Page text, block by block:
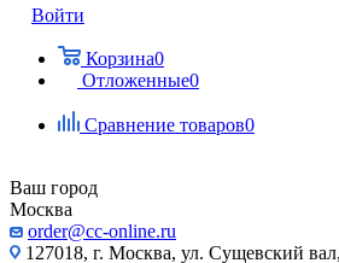
Войти
Корзина0
Отложенные0
Сравнение товаров0
Ваш город
Москва
order@cc-online.ru
127018, г. Москва, ул. Сущевский